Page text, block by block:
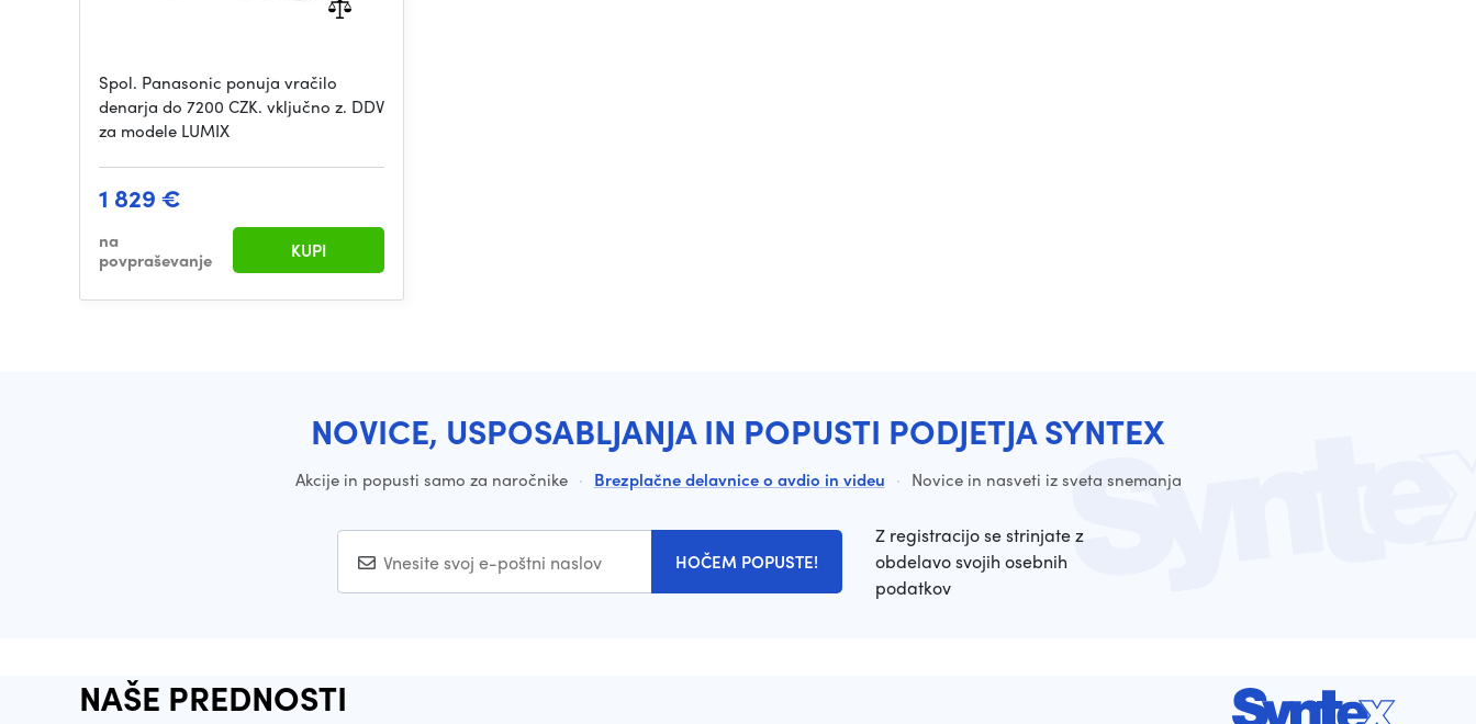
Spol. Panasonic ponuja vračilo
denarja do 7200 CZK. vključno z. DDV
za modele LUMIX
1 829 €
na
povpraševanje
KUPI
NOVICE, USPOSABLJANJA IN POPUSTI PODJETJA SYNTEX
Akcije in popusti samo za naročnike · Brezplačne delavnice o avdio in videu · Novice in nasveti iz sveta snemanja
HOČEM POPUSTE!
Z registracijo se strinjate z
obdelavo svojih osebnih
podatkov
NAŠE PREDNOSTI